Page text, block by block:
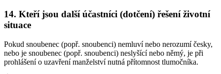
14. Kteří jsou další účastníci (dotčení) řešení životní
situace
Pokud snoubenec (popř. snoubenci) nemluví nebo nerozumí česky,
nebo je snoubenec (popř. snoubenci) neslyšící nebo němý, je při
prohlášení o uzavření manželství nutná přítomnost tlumočníka.